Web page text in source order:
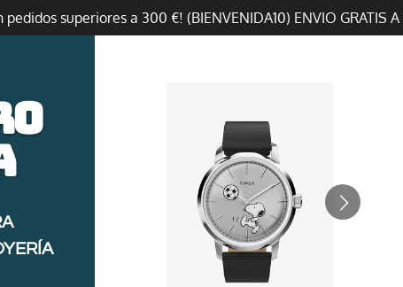
superiores a 300 €! (BIENVENIDA10) ENVIO GRATIS A